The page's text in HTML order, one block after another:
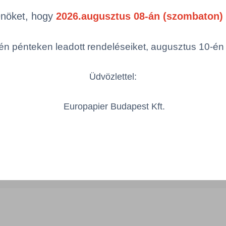
(a rendezéshez - SZŰRÉS - kattints
Szélesség Hosszúság
500 mm
hogy 2026.augusztus 08-án
pénteken leadott rendeléseiket, augusztus 10-
Üdvözlettel:
Europapier Budapest Kft.